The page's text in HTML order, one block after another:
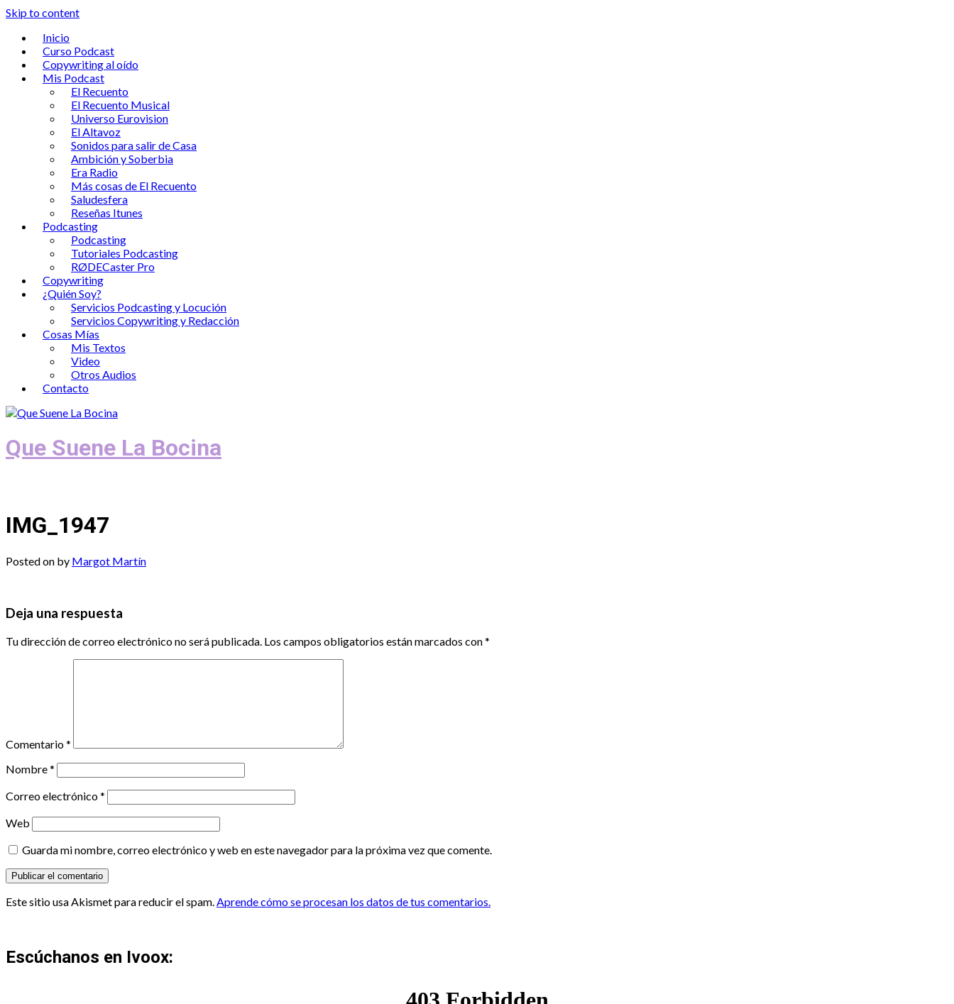
Skip to content
Inicio
Curso Podcast
Copywriting al oído
Mis Podcast
El Recuento
El Recuento Musical
Universo Eurovision
El Altavoz
Sonidos para salir de Casa
Ambición y Soberbia
Era Radio
Más cosas de El Recuento
Saludesfera
Reseñas Itunes
Podcasting
Podcasting
Tutoriales Podcasting
RØDECaster Pro
Copywriting
¿Quién Soy?
Servicios Podcasting y Locución
Servicios Copywriting y Redacción
Cosas Mías
Mis Textos
Video
Otros Audios
Contacto
Que Suene La Bocina
IMG_1947
Posted on by Margot Martín
Deja una respuesta
Tu dirección de correo electrónico no será publicada. Los campos obligatorios están marcados con*
Comentario*
Nombre*
Correo electrónico*
Web
Guarda mi nombre, correo electrónico y web en este navegador para la próxima vez que comente.
Este sitio usa Akismet para reducir el spam.Aprende cómo se procesan los datos de tus comentarios.
Escúchanos en Ivoox: